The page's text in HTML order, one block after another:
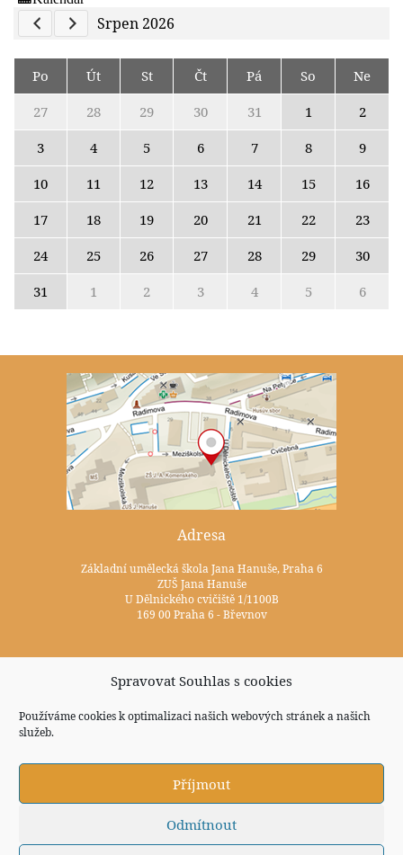
Spravovat Souhlas s cookies
Používáme cookies k optimalizaci našich webových stránek a našich
služeb.
Příjmout
Odmítnout
Previous Calendar
Next Calendar
Srpen 2026
Po Út St Čt Pá So
Ne
27
28 29 30 31 1
2
3
4 5 6 7 8
9
10
11 12 13 14 15
16
17
18 19 20 21 22
23
24
25 26 27 28 29
30
31
1 2 3 4 5 6
Adresa
Základní umělecká škola Jana Hanuše, Praha 6
ZUŠ Jana Hanuše
U Dělnického cvičiště 1/1100B
169 00 Praha 6 - Břevnov
Sociální sítě